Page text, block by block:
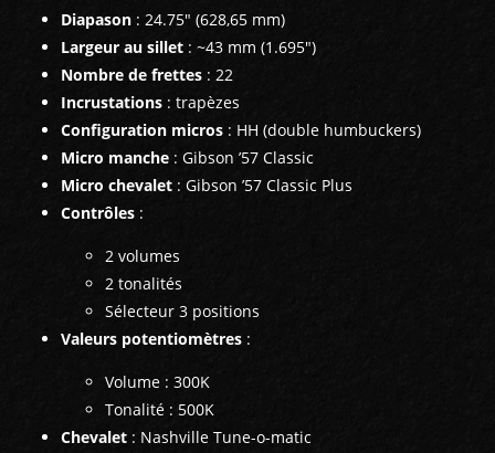
Diapason : 24.75" (628,65 mm)
Largeur au sillet : ~43 mm (1.695")
Nombre de frettes : 22
Incrustations : trapèzes
Configuration micros : HH (double humbuckers)
Micro manche : Gibson ’57 Classic
Micro chevalet : Gibson ’57 Classic Plus
Contrôles :
2 volumes
2 tonalités
Sélecteur 3 positions
Valeurs potentiomètres :
Volume : 300K
Tonalité : 500K
Chevalet : Nashville Tune-o-matic